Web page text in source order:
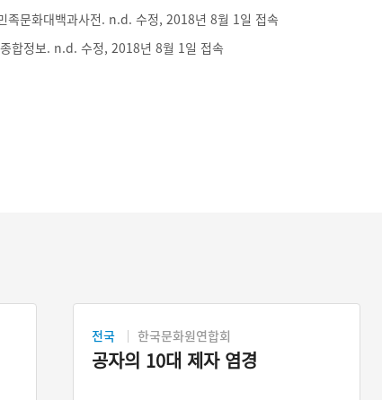
족문화대백과사전. n.d. 수정, 2018년 8월 1일 접속
합정보. n.d. 수정, 2018년 8월 1일 접속
전국 한국문화원연합회
공자의 10대 제자 염경